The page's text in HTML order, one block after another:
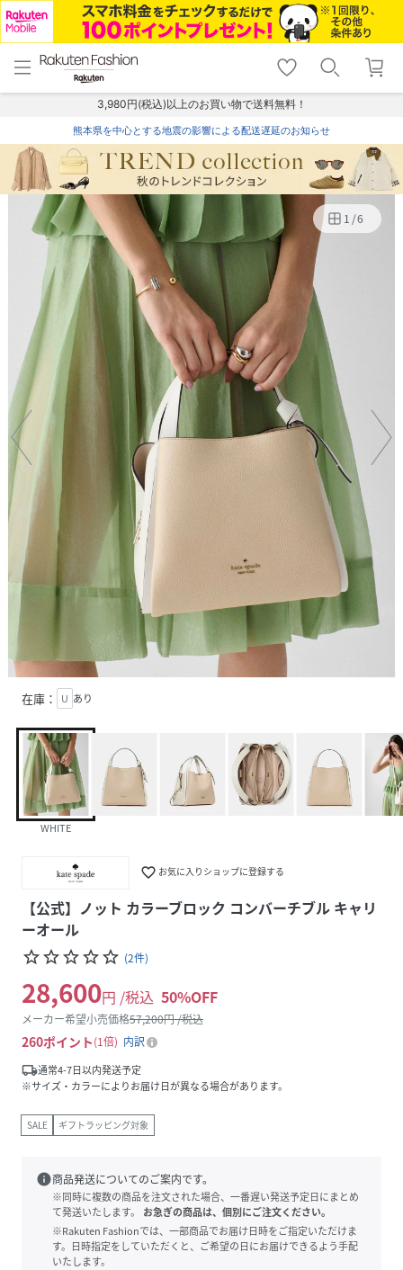
menu home
トップ
shopping_cart lock_outline
ログイン
3,980円(税込)以上のお買い物で送料無料！
熊本県を中心とする地震の影響による配送遅延のお知らせ
1 /6
在庫： U あり
WHITE
favorite_border お気に入りショップに登録する
【公式】ノット カラーブロック コンバーチブル キャリ
ーオール
star_borderstar_borderstar_borderstar_borderstar_border (2件)
28,600円 /税込 50%OFF
メーカー希望小売価格57,200円 /税込
260ポイント 1倍
内訳
local_shipping通常4-7日以内発送予定
※サイズ・カラーによりお届け日が異なる場合があります。
SALE ギフトラッピング対象
info商品発送についてのご案内です。
※同時に複数の商品を注文された場合、一番遅い発送予定日にまとめ
て発送いたします。
お急ぎの商品は、個別にご注文ください。
※Rakuten Fashionでは、一部商品でお届け日時をご指定いただけま
す。日時指定をしていただくと、ご希望の日にお届けできるよう手配
いたします。